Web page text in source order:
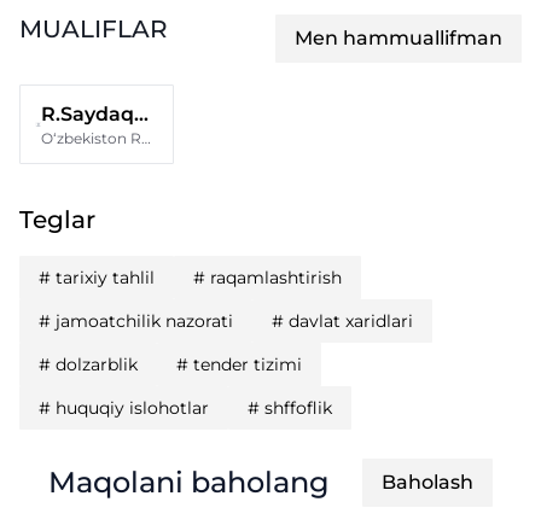
MUALIFLAR Men hammuallifman
R.Saydaqulov
O‘zbekiston Respublikasi Iqtisodiyot va moliya vazirligi huzuridagi “Loyihalar va import kontraktlarini kompleks ekspertiza qilish markazi” DUK
Teglar
# tarixiy tahlil # raqamlashtirish
# jamoatchilik nazorati # davlat xaridlari
# dolzarblik # tender tizimi
# huquqiy islohotlar # shffoflik
Maqolani baholang Baholash